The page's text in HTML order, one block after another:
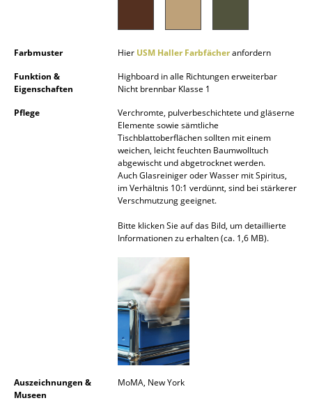
Doppelbetten
Einzelbetten
Stapelbetten
Nachttische & Bettzubehör
Figuren & Miniaturen
Büroutensilien
Farbmuster Hier USM Haller Farbfächeranfordern
Funktion &
Eigenschaften
Highboard in alle Richtungen erweiterbar
Nicht brennbar Klasse 1
Pflege
Verchromte, pulverbeschichtete und gläserne
Elemente sowie sämtliche
Tischblattoberflächen sollten mit einem
weichen, leicht feuchten Baumwolltuch
abgewischt und abgetrocknet werden.
Auch Glasreiniger oder Wasser mit Spiritus,
im Verhältnis 10:1 verdünnt, sind bei stärkerer
Verschmutzung geeignet.
Bitte klicken Sie auf das Bild, um detaillierte
Informationen zu erhalten (ca. 1,6 MB).
Auszeichnungen &
Museen
MoMA, New York